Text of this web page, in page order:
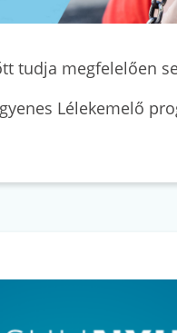
tudja megfelelően
Lélekemelő